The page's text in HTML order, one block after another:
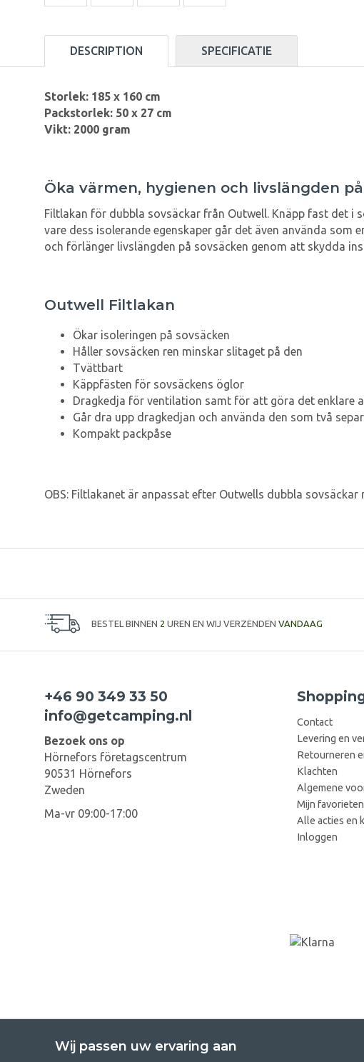
DESCRIPTION SPECIFICATIE
Storlek: 185 x 160 cm
Packstorlek: 50 x 27 cm
Vikt: 2000 gram
Öka värmen, hygienen och livslängden
Filtlakan för dubbla sovsäckar från Outwell. Knäpp fast det i
vare dess isolerande egenskaper går det även använda
och förlänger livslängden på sovsäcken genom att skydda
Outwell Filtlakan
Ökar isoleringen på sovsäcken
Håller sovsäcken ren minskar slitaget på den
Tvättbart
Käppfästen för sovsäckens öglor
Dragkedja för ventilation samt för att göra det enklare
Går dra upp dragkedjan och använda den som två
Kompakt packpåse
OBS: Filtlakanet är anpassat efter Outwells dubbla
BESTEL BINNEN 2 UREN EN WIJ VERZENDEN VANDAAG
+46 90 349 33 50
info@getcamping.nl
Bezoek ons op
Hörnefors företagscentrum
90531 Hörnefors
Zweden
Ma-vr 09:00-17:00
Contact
Levering en
Retourneren
Klachten
Algemene
Mijn favorieten
Alle acties en
Inloggen
Wij passen uw ervaring aan